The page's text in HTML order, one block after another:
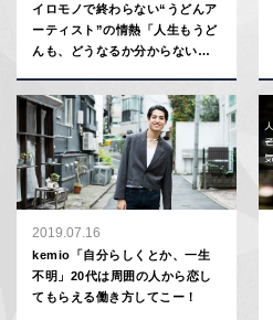
イロモノで終わらない“うどんア
ーティスト”の情熱「人生もうど
んも、どうなるか分からないか
2019.07.16
kemio「自分らしくとか、一生
不明」20代は周囲の人から恋し
てもらえる働き方してこー！